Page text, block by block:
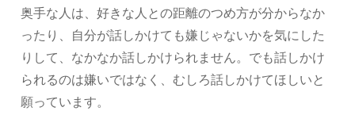
奥手な人は、好きな人との距離のつめ方が分からなか
ったり、自分が話しかけても嫌じゃないかを気にした
りして、なかなか話しかけられません。でも話しかけ
られるのは嫌いではなく、むしろ話しかけてほしいと
願っています。